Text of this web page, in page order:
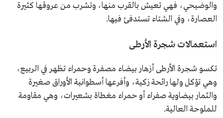
والوضيحي، فهي تعيش بالقرب منها، وتشرب من عروقها كثيرة
العصارة، وفي الشتاء تستدفئ فيها.
استعمالات شجرة الأرطى
تكسو شجرة الأرطى أزهار بيضاء مصفرة وحمراء تظهر في الربيع،
وهي تؤكل ولها رائحة زكية، وأفرعها أسطوانية الأوراق صغيرة
والثمار بيضاوية صفراء أو حمراء مغطاة بشعيرات، وهي مقاومة
للملوحة العالية.